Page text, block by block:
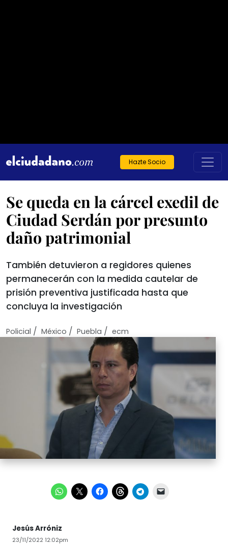
Hazte Socio
Se queda en la cárcel exedil de
Ciudad Serdán por presunto
daño patrimonial
También detuvieron a regidores quienes
permanecerán con la medida cautelar de
prisión preventiva justificada hasta que
concluya la investigación
Policial / México / Puebla / ecm
Jesús Arróniz
23/11/2022 12:02pm